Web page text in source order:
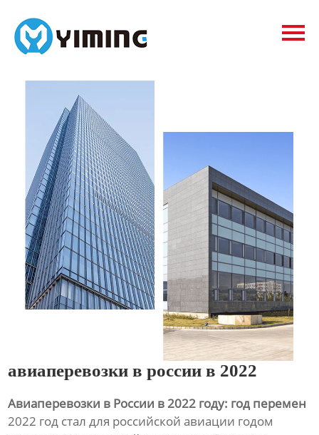
Tags
видео
авиаперевозки в россии в 2022
Авиаперевозки в России в 2022 году: год перемен
2022 год стал для российской авиации годом